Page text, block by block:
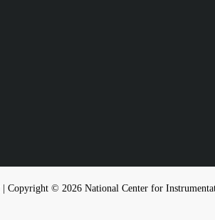
| Copyright © 2026 National Center for